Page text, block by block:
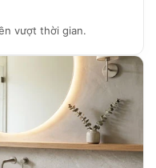
vượt thời gian.